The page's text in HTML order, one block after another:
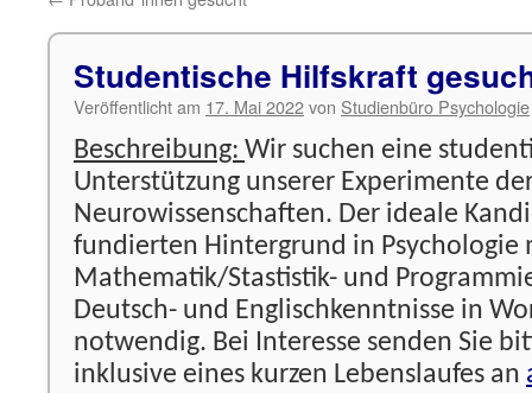
Studentische Hilfskraft
Veröffentlicht am 17. Mai 2022von Studienbüro Psychologie
Beschreibung: Wir suchen eine
Unterstützung unserer Experimente
Neurowissenschaften. Der ideale
fundierten Hintergrund in Psychologie
Mathematik/Stastistik- und
Deutsch- und Englischkenntnisse in
notwendig. Bei Interesse senden Sie
inklusive eines kurzen Lebenslaufes an